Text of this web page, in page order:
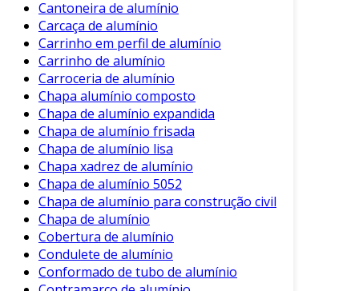
capazes de realizar manobras mais ágeis,
melhorando a experiência de condução.
Características das Carrocerias de
Alumínio
Para compreender melhor as carrocerias de
alumínio, é essencial considerar algumas
características específicas:
Processamento Versátil
pode ser moldado em diversas formas e
tamanhos, permitindo uma flexibilidade
no design da carroceria.
Isolamento Acústico e Térmico
Cantoneira de alumínio
Carcaça de alumínio
Carrinho em perfil de alumínio
Carrinho de alumínio
Carroceria de alumínio
Chapa alumínio composto
Chapa de alumínio expandida
Chapa de alumínio frisada
Chapa de alumínio lisa
Chapa xadrez de alumínio
Chapa de alumínio 5052
Chapa de alumínio para construção civil
Chapa de alumínio
Cobertura de alumínio
Condulete de alumínio
Conformado de tubo de alumínio